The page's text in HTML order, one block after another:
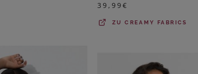
39,99€
ZUCREAMY FABRICS